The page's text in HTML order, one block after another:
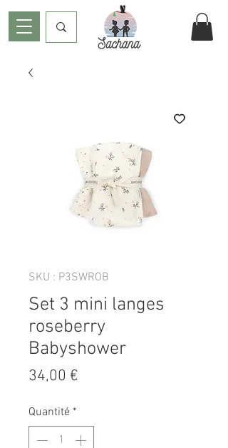
SKU : P3SWROB
Set 3 mini langes
roseberry
Babyshower
34,00 €
Quantité *